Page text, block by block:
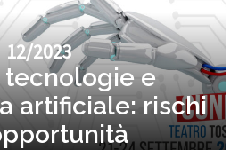
12/2023
tecnologie e
artificiale: rischi